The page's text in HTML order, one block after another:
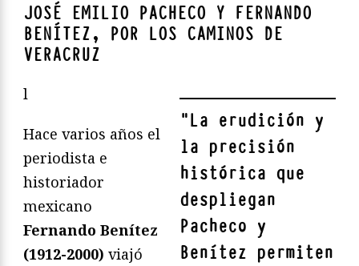
JOSÉ EMILIO PACHECO Y FERNANDO
BENÍTEZ, POR LOS CAMINOS DE
VERACRUZ
"La erudición y
la precisión
histórica que
despliegan
Pacheco y
Benítez permiten
l
Hace varios años el
periodista e
historiador
mexicano
Fernando Benítez
(1912-2000) viajó